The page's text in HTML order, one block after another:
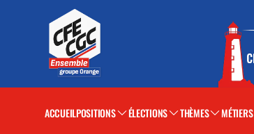
ACCUEILPOSITIONS ÉLECTIONS THÈMES MÉTIERS